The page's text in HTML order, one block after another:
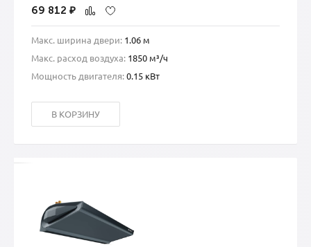
69 812 ₽
Макс. ширина двери: 1.06 м
Макс. расход воздуха: 1850 м³/ч
Мощность двигателя:0.15 кВт
В КОРЗИНУ